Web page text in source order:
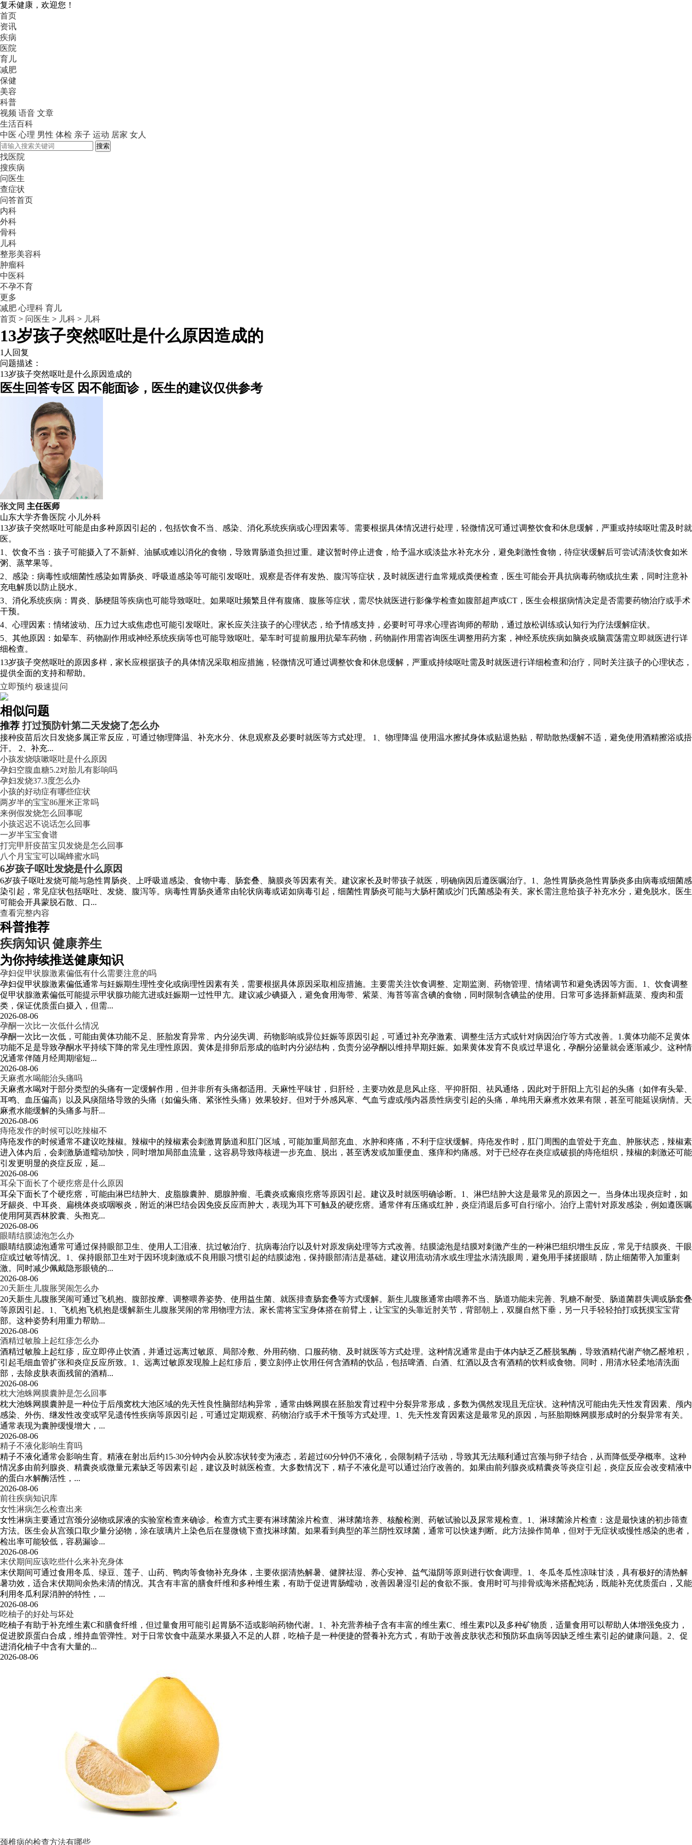
复禾健康，欢迎您！
首页
资讯
疾病
医院
育儿
减肥
保健
美容
科普
视频 语音 文章
生活百科
中医 心理 男性 体检 亲子 运动 居家 女人
搜索
找医院
搜疾病
问医生
查症状
问答首页
内科
外科
骨科
儿科
整形美容科
肿瘤科
中医科
不孕不育
更多
减肥 心理科 育儿
首页 > 问医生 > 儿科 > 儿科
13岁孩子突然呕吐是什么原因造成的
1人回复
问题描述：
13岁孩子突然呕吐是什么原因造成的
医生回答专区 因不能面诊，医生的建议仅供参考
张文同 主任医师
山东大学齐鲁医院 小儿外科
13岁孩子突然呕吐可能是由多种原因引起的，包括饮食不当、感染、消化系统疾病或心理因素等。需要根据具体情况进行处理，轻微情况可通过调整饮食和休息缓解，严重或持续呕吐需及时就
医。
1、饮食不当：孩子可能摄入了不新鲜、油腻或难以消化的食物，导致胃肠道负担过重。建议暂时停止进食，给予温水或淡盐水补充水分，避免刺激性食物，待症状缓解后可尝试清淡饮食如米
粥、蒸苹果等。
2、感染：病毒性或细菌性感染如胃肠炎、呼吸道感染等可能引发呕吐。观察是否伴有发热、腹泻等症状，及时就医进行血常规或粪便检查，医生可能会开具抗病毒药物或抗生素，同时注意补
充电解质以防止脱水。
3、消化系统疾病：胃炎、肠梗阻等疾病也可能导致呕吐。如果呕吐频繁且伴有腹痛、腹胀等症状，需尽快就医进行影像学检查如腹部超声或CT，医生会根据病情决定是否需要药物治疗或手术
干预。
4、心理因素：情绪波动、压力过大或焦虑也可能引发呕吐。家长应关注孩子的心理状态，给予情感支持，必要时可寻求心理咨询师的帮助，通过放松训练或认知行为疗法缓解症状。
5、其他原因：如晕车、药物副作用或神经系统疾病等也可能导致呕吐。晕车时可提前服用抗晕车药物，药物副作用需咨询医生调整用药方案，神经系统疾病如脑炎或脑震荡需立即就医进行详
细检查。
13岁孩子突然呕吐的原因多样，家长应根据孩子的具体情况采取相应措施，轻微情况可通过调整饮食和休息缓解，严重或持续呕吐需及时就医进行详细检查和治疗，同时关注孩子的心理状态，
提供全面的支持和帮助。
立即预约 极速提问
相似问题
推荐 打过预防针第二天发烧了怎么办
接种疫苗后次日发烧多属正常反应，可通过物理降温、补充水分、休息观察及必要时就医等方式处理。 1、物理降温 使用温水擦拭身体或贴退热贴，帮助散热缓解不适，避免使用酒精擦浴或捂
汗。 2、补充...
小孩发烧咳嗽呕吐是什么原因
孕妇空腹血糖5.2对胎儿有影响吗
孕妇发烧37.3度怎么办
小孩的好动症有哪些症状
两岁半的宝宝86厘米正常吗
来例假发烧怎么回事呢
小孩迟迟不说话怎么回事
一岁半宝宝食谱
打完甲肝疫苗宝贝发烧是怎么回事
八个月宝宝可以喝蜂蜜水吗
6岁孩子呕吐发烧是什么原因
6岁孩子呕吐发烧可能与急性胃肠炎、上呼吸道感染、食物中毒、肠套叠、脑膜炎等因素有关。建议家长及时带孩子就医，明确病因后遵医嘱治疗。1、急性胃肠炎急性胃肠炎多由病毒或细菌感
染引起，常见症状包括呕吐、发烧、腹泻等。病毒性胃肠炎通常由轮状病毒或诺如病毒引起，细菌性胃肠炎可能与大肠杆菌或沙门氏菌感染有关。家长需注意给孩子补充水分，避免脱水。医生
可能会开具蒙脱石散、口...
查看完整内容
科普推荐
疾病知识 健康养生
为你持续推送健康知识
孕妇促甲状腺激素偏低有什么需要注意的吗
孕妇促甲状腺激素偏低通常与妊娠期生理性变化或病理性因素有关，需要根据具体原因采取相应措施。主要需关注饮食调整、定期监测、药物管理、情绪调节和避免诱因等方面。1、饮食调整
促甲状腺激素偏低可能提示甲状腺功能亢进或妊娠期一过性甲亢。建议减少碘摄入，避免食用海带、紫菜、海苔等富含碘的食物，同时限制含碘盐的使用。日常可多选择新鲜蔬菜、瘦肉和蛋
类，保证优质蛋白摄入，但需...
2026-08-06
孕酮一次比一次低什么情况
孕酮一次比一次低，可能由黄体功能不足、胚胎发育异常、内分泌失调、药物影响或异位妊娠等原因引起，可通过补充孕激素、调整生活方式或针对病因治疗等方式改善。1.黄体功能不足黄体
功能不足是导致孕酮水平持续下降的常见生理性原因。黄体是排卵后形成的临时内分泌结构，负责分泌孕酮以维持早期妊娠。如果黄体发育不良或过早退化，孕酮分泌量就会逐渐减少。这种情
况通常伴随月经周期缩短...
2026-08-06
天麻煮水喝能治头痛吗
天麻煮水喝对于部分类型的头痛有一定缓解作用，但并非所有头痛都适用。天麻性平味甘，归肝经，主要功效是息风止痉、平抑肝阳、祛风通络，因此对于肝阳上亢引起的头痛（如伴有头晕、
耳鸣、血压偏高）以及风痰阻络导致的头痛（如偏头痛、紧张性头痛）效果较好。但对于外感风寒、气血亏虚或颅内器质性病变引起的头痛，单纯用天麻煮水效果有限，甚至可能延误病情。天
麻煮水能缓解的头痛多与肝...
2026-08-06
痔疮发作的时候可以吃辣椒不
痔疮发作的时候通常不建议吃辣椒。辣椒中的辣椒素会刺激胃肠道和肛门区域，可能加重局部充血、水肿和疼痛，不利于症状缓解。痔疮发作时，肛门周围的血管处于充血、肿胀状态，辣椒素
进入体内后，会刺激肠道蠕动加快，同时增加局部血流量，这容易导致痔核进一步充血、脱出，甚至诱发或加重便血、瘙痒和灼痛感。对于已经存在炎症或破损的痔疮组织，辣椒的刺激还可能
引发更明显的炎症反应，延...
2026-08-06
耳朵下面长了个硬疙瘩是什么原因
耳朵下面长了个硬疙瘩，可能由淋巴结肿大、皮脂腺囊肿、腮腺肿瘤、毛囊炎或瘢痕疙瘩等原因引起。建议及时就医明确诊断。1、淋巴结肿大这是最常见的原因之一。当身体出现炎症时，如
牙龈炎、中耳炎、扁桃体炎或咽喉炎，附近的淋巴结会因免疫反应而肿大，表现为耳下可触及的硬疙瘩。通常伴有压痛或红肿，炎症消退后多可自行缩小。治疗上需针对原发感染，例如遵医嘱
使用阿莫西林胶囊、头孢克...
2026-08-06
眼睛结膜滤泡怎么办
眼睛结膜滤泡通常可通过保持眼部卫生、使用人工泪液、抗过敏治疗、抗病毒治疗以及针对原发病处理等方式改善。结膜滤泡是结膜对刺激产生的一种淋巴组织增生反应，常见于结膜炎、干眼
症或过敏等情况。1、保持眼部卫生对于因环境刺激或不良用眼习惯引起的结膜滤泡，保持眼部清洁是基础。建议用流动清水或生理盐水清洗眼周，避免用手揉搓眼睛，防止细菌带入加重刺
激。同时减少佩戴隐形眼镜的...
2026-08-06
20天新生儿腹胀哭闹怎么办
20天新生儿腹胀哭闹可通过飞机抱、腹部按摩、调整喂养姿势、使用益生菌、就医排查肠套叠等方式缓解。新生儿腹胀通常由喂养不当、肠道功能未完善、乳糖不耐受、肠道菌群失调或肠套叠
等原因引起。1、飞机抱飞机抱是缓解新生儿腹胀哭闹的常用物理方法。家长需将宝宝身体搭在前臂上，让宝宝的头靠近肘关节，背部朝上，双腿自然下垂，另一只手轻轻拍打或抚摸宝宝背
部。这种姿势利用重力帮助...
2026-08-06
酒精过敏脸上起红疹怎么办
酒精过敏脸上起红疹，应立即停止饮酒，并通过远离过敏原、局部冷敷、外用药物、口服药物、及时就医等方式处理。这种情况通常是由于体内缺乏乙醛脱氢酶，导致酒精代谢产物乙醛堆积，
引起毛细血管扩张和炎症反应所致。1、远离过敏原发现脸上起红疹后，要立刻停止饮用任何含酒精的饮品，包括啤酒、白酒、红酒以及含有酒精的饮料或食物。同时，用清水轻柔地清洗面
部，去除皮肤表面残留的酒精...
2026-08-06
枕大池蛛网膜囊肿是怎么回事
枕大池蛛网膜囊肿是一种位于后颅窝枕大池区域的先天性良性脑部结构异常，通常由蛛网膜在胚胎发育过程中分裂异常形成，多数为偶然发现且无症状。这种情况可能由先天性发育因素、颅内
感染、外伤、继发性改变或罕见遗传性疾病等原因引起，可通过定期观察、药物治疗或手术干预等方式处理。1、先天性发育因素这是最常见的原因，与胚胎期蛛网膜形成时的分裂异常有关。
通常表现为囊肿缓慢增大，...
2026-08-06
精子不液化影响生育吗
精子不液化通常会影响生育。精液在射出后约15-30分钟内会从胶冻状转变为液态，若超过60分钟仍不液化，会限制精子活动，导致其无法顺利通过宫颈与卵子结合，从而降低受孕概率。这种
情况多由前列腺炎、精囊炎或微量元素缺乏等因素引起，建议及时就医检查。大多数情况下，精子不液化是可以通过治疗改善的。如果由前列腺炎或精囊炎等炎症引起，炎症反应会改变精液中
的蛋白水解酶活性，...
2026-08-06
前往疾病知识库
女性淋病怎么检查出来
女性淋病主要通过宫颈分泌物或尿液的实验室检查来确诊。检查方式主要有淋球菌涂片检查、淋球菌培养、核酸检测、药敏试验以及尿常规检查。1、淋球菌涂片检查：这是最快速的初步筛查
方法。医生会从宫颈口取少量分泌物，涂在玻璃片上染色后在显微镜下查找淋球菌。如果看到典型的革兰阴性双球菌，通常可以快速判断。此方法操作简单，但对于无症状或慢性感染的患者，
检出率可能较低，容易漏诊...
2026-08-06
末伏期间应该吃些什么来补充身体
末伏期间可通过食用冬瓜、绿豆、莲子、山药、鸭肉等食物补充身体，主要依据清热解暑、健脾祛湿、养心安神、益气滋阴等原则进行饮食调理。1、冬瓜冬瓜性凉味甘淡，具有极好的清热解
暑功效，适合末伏期间余热未清的情况。其含有丰富的膳食纤维和多种维生素，有助于促进胃肠蠕动，改善因暑湿引起的食欲不振。食用时可与排骨或海米搭配炖汤，既能补充优质蛋白，又能
利用冬瓜利尿消肿的特性，...
2026-08-06
吃柚子的好处与坏处
吃柚子有助于补充维生素C和膳食纤维，但过量食用可能引起胃肠不适或影响药物代谢。1、补充营养柚子含有丰富的维生素C、维生素P以及多种矿物质，适量食用可以帮助人体增强免疫力，
促进胶原蛋白合成，维持血管弹性。对于日常饮食中蔬菜水果摄入不足的人群，吃柚子是一种便捷的營養补充方式，有助于改善皮肤状态和预防坏血病等因缺乏维生素引起的健康问题。2、促
进消化柚子中含有大量的...
2026-08-06
颈椎病的检查方法有哪些